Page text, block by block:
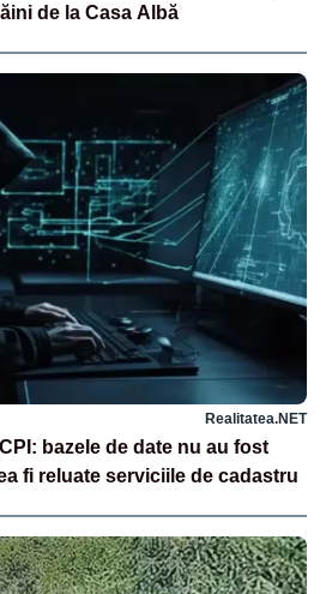
de la Casa Albă
Realitatea.NET
bazele de date nu au fost
fi reluate serviciile de cadastru